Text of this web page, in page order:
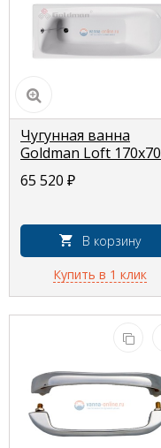
Чугунная ванна
Goldman Loft 170x70
65 520 ₽
В корзину
Купить в 1 клик